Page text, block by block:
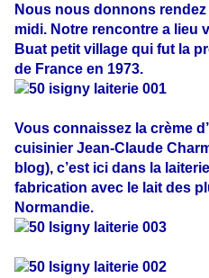
Nous nous donnons
midi. Notre rencontre a lieu
Buat petit village qui fut la
de France en 1973.
Vous connaissez la crème
cuisinier Jean-Claude
blog), c’est ici dans la
fabrication avec le lait des
Normandie.